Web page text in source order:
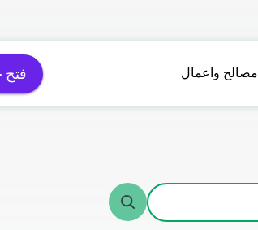
مصالح واعمال